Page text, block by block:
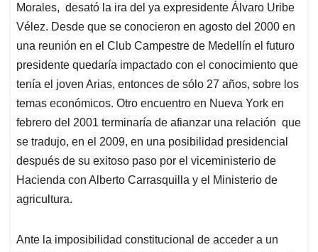
Morales, desató la ira del ya expresidente Álvaro Uribe
Vélez. Desde que se conocieron en agosto del 2000 en
una reunión en el Club Campestre de Medellín el futuro
presidente quedaría impactado con el conocimiento que
tenía el joven Arias, entonces de sólo 27 años, sobre los
temas económicos. Otro encuentro en Nueva York en
febrero del 2001 terminaría de afianzar una relación que
se tradujo, en el 2009, en una posibilidad presidencial
después de su exitoso paso por el viceministerio de
Hacienda con Alberto Carrasquilla y el Ministerio de
agricultura.
Ante la imposibilidad constitucional de acceder a un